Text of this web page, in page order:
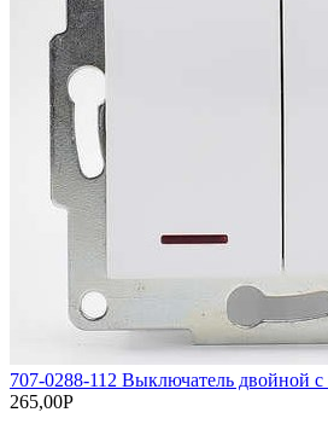
707-0288-112 Выключатель двойной с
265,00Р